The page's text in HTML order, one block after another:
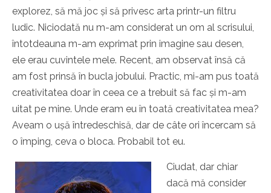
explorez, să mă joc și să privesc arta printr-un filtru
ludic. Niciodată nu m-am considerat un om al scrisului,
întotdeauna m-am exprimat prin imagine sau desen,
ele erau cuvintele mele. Recent, am observat însă că
am fost prinsă în bucla jobului. Practic, mi-am pus toată
creativitatea doar în ceea ce a trebuit să fac și m-am
uitat pe mine. Unde eram eu în toată creativitatea mea?
Aveam o ușă întredeschisă, dar de câte ori încercam să
o împing, ceva o bloca. Probabil tot eu.
Ciudat, dar chiar
dacă mă consider